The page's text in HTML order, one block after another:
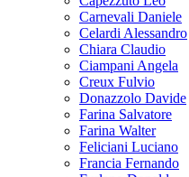
Carnevali Daniele
Celardi Alessandro
Chiara Claudio
Ciampani Angela
Creux Fulvio
Donazzolo Davide
Farina Salvatore
Farina Walter
Feliciani Luciano
Francia Fernando